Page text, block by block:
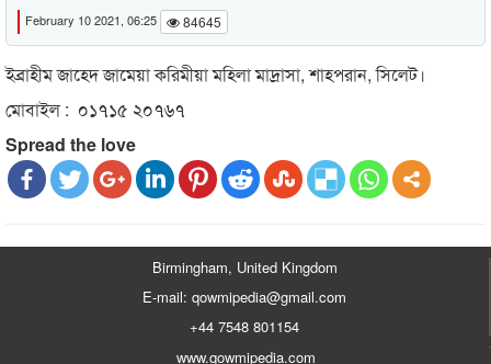
February 10 2021, 06:25 84645
ইব্রাহীম জাহেদ জামেয়া করিমীয়া মহিলা মাদ্রাসা, শাহপরান, সিলেট।
মোবাইল : ০১৭১৫ ২০৭৬৭
Spread the love
Birmingham, United Kingdom
E-mail: qowmipedia@gmail.com
+44 7548 801154
www.qowmipedia.com